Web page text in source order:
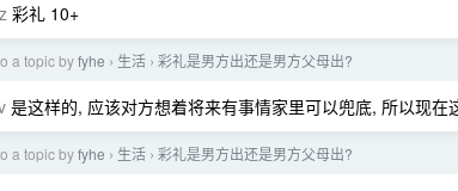
彩礼 10+
a topic byfyhe › 生活 › 彩礼是男方出还是男方父母出?
是这样的, 应该对方想着将来有事情家里可以兜底, 所以现在
a topic byfyhe › 生活 › 彩礼是男方出还是男方父母出?